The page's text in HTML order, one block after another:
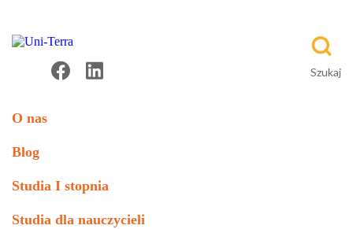
O nas
Blog
Studia I stopnia
Studia dla nauczycieli